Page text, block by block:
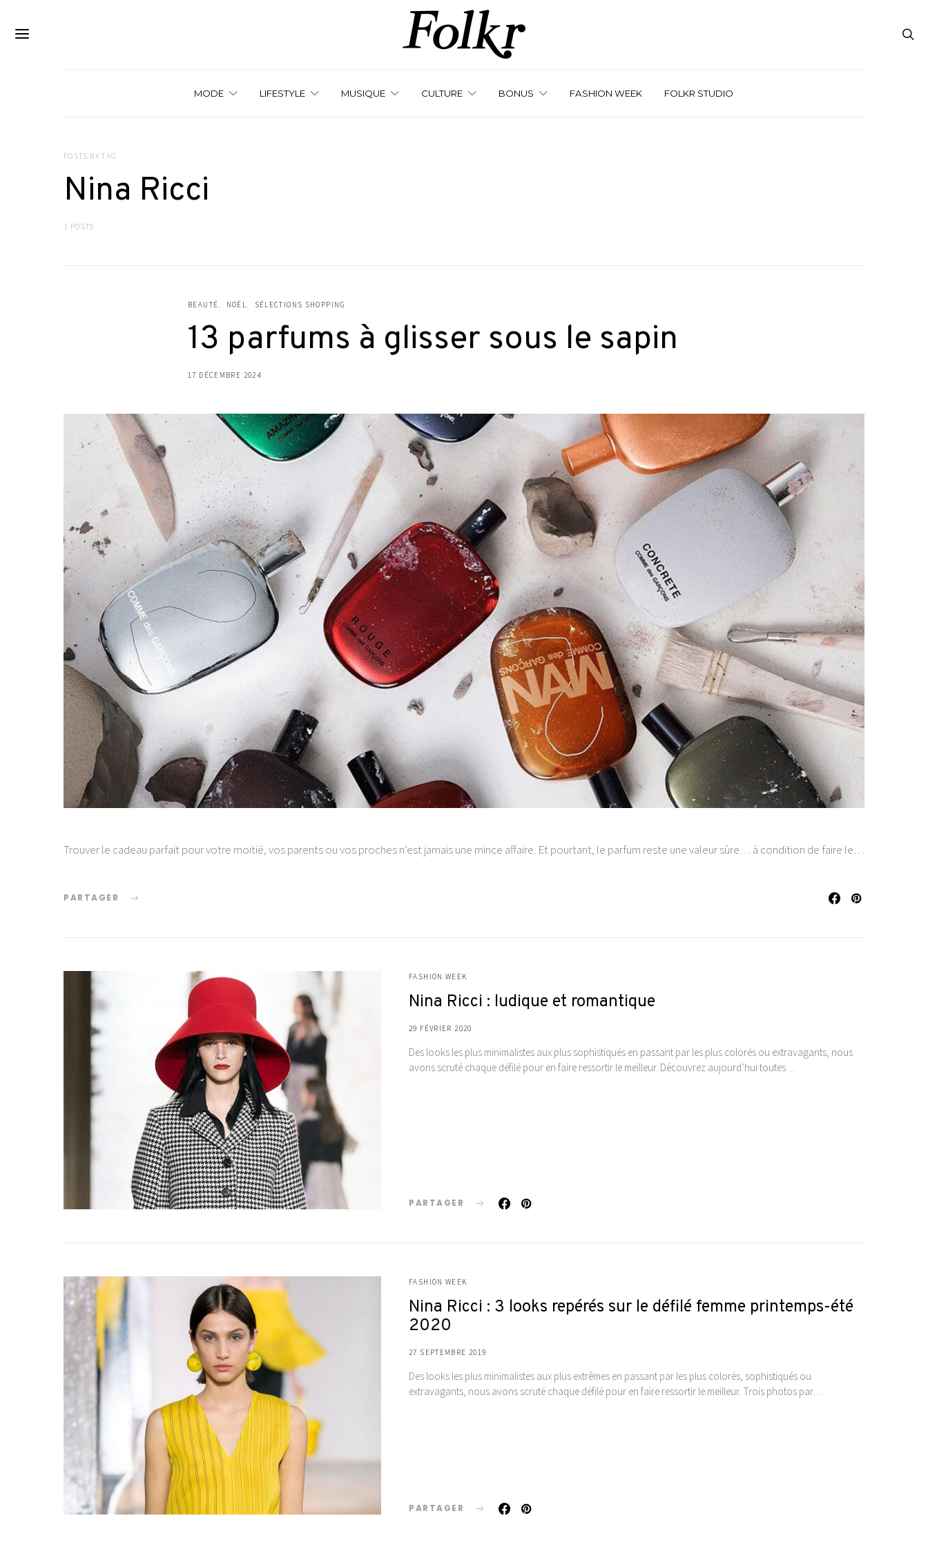
MODE LIFESTYLE MUSIQUE CULTURE BONUS FASHION WEEK FOLKR STUDIO
POSTS BY TAG
Nina Ricci
3 POSTS
BEAUTÉ NOËL SÉLECTIONS SHOPPING
13 parfums à glisser sous le sapin
17 DÉCEMBRE 2024
Trouver le cadeau parfait pour votre moitié, vos parents ou vos proches n’est jamais une mince affaire. Et pourtant, le parfum reste une valeur sûre… à condition de faire le…
PARTAGER
FASHION WEEK
Nina Ricci : ludique et romantique
29 FÉVRIER 2020
Des looks les plus minimalistes aux plus sophistiqués en passant par les plus colorés ou extravagants, nous
avons scruté chaque défilé pour en faire ressortir le meilleur. Découvrez aujourd’hui toutes…
PARTAGER
FASHION WEEK
Nina Ricci : 3 looks repérés sur le défilé femme printemps-été
2020
27 SEPTEMBRE 2019
Des looks les plus minimalistes aux plus extrêmes en passant par les plus colorés, sophistiqués ou
extravagants, nous avons scruté chaque défilé pour en faire ressortir le meilleur. Trois photos par…
PARTAGER